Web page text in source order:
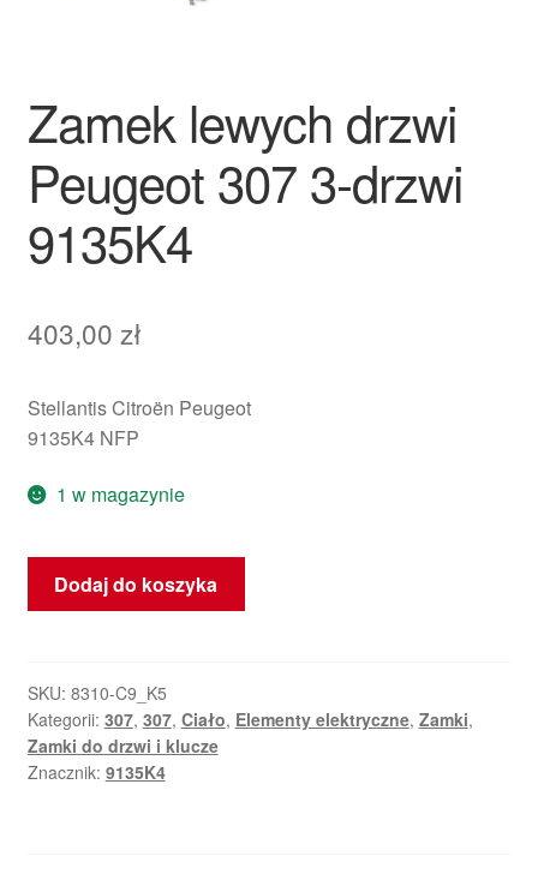
Zamówienia
Zasady i warunki
Zamek lewych drzwi
Peugeot 307 3-drzwi
9135K4
403,00 zł
Stellantis Citroën Peugeot
9135K4 NFP
1 w magazynie
ilość
Zamek
Peugeot
307
3-
drzwi
Dodaj do koszyka
SKU: 8310-C9_K5
Kategorii: 307, 307, Ciało, Elementy elektryczne, Zamki,
Zamki do drzwi i klucze
Znacznik: 9135K4